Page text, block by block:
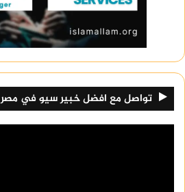
تواصل مع افضل خبير سيو في مصر